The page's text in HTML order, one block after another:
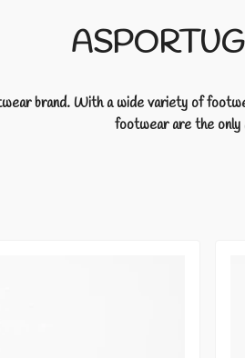
brand. With a wide variety of
footwear are the